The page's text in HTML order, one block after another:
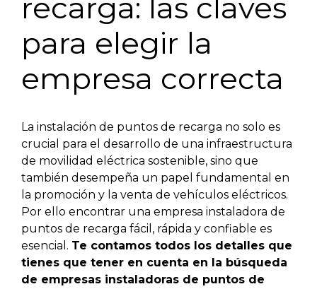
recarga: las claves
para elegir la
empresa correcta
La instalación de puntos de recarga no solo es
crucial para el desarrollo de una infraestructura
de movilidad eléctrica sostenible, sino que
también desempeña un papel fundamental en
la promoción y la venta de vehículos eléctricos.
Por ello encontrar una empresa instaladora de
puntos de recarga fácil, rápida y confiable es
esencial. Te contamos todos los detalles que
tienes que tener en cuenta en la búsqueda
de empresas instaladoras de puntos de